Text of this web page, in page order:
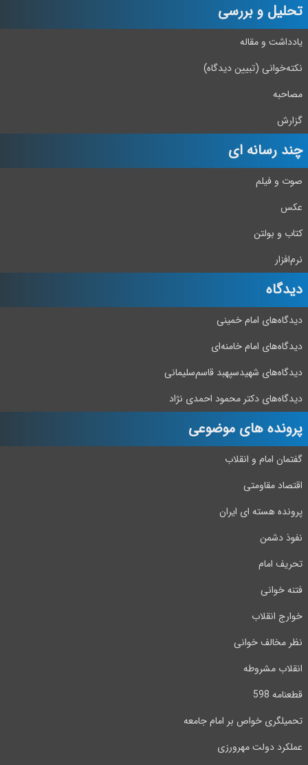
تحلیل و بررسی
یادداشت و مقاله
نکته‌خوانی (تبیین دیدگاه)
مصاحبه
گزارش
چند رسانه ای
صوت و فیلم
عکس
کتاب و بولتن
نرم‌افزار
دیدگاه‌
دیدگاه‌های امام خمینی
دیدگاه‌های امام خامنه‌ای
دیدگاه‌های شهید‌سپهبد قاسم‌سلیمانی
دیدگاه‌های دکتر محمود احمدی نژاد
پرونده های موضوعی
گفتمان امام و انقلاب
اقتصاد مقاومتی
پرونده هسته ای ایران
نفوذ دشمن
تحریف امام
فتنه خوانی
خوارج انقلاب
نظر مخالف خوانی
انقلاب مشروطه
قطعنامه 598
تحمیلگری خواص بر امام جامعه
عملکرد دولت مهرورزی